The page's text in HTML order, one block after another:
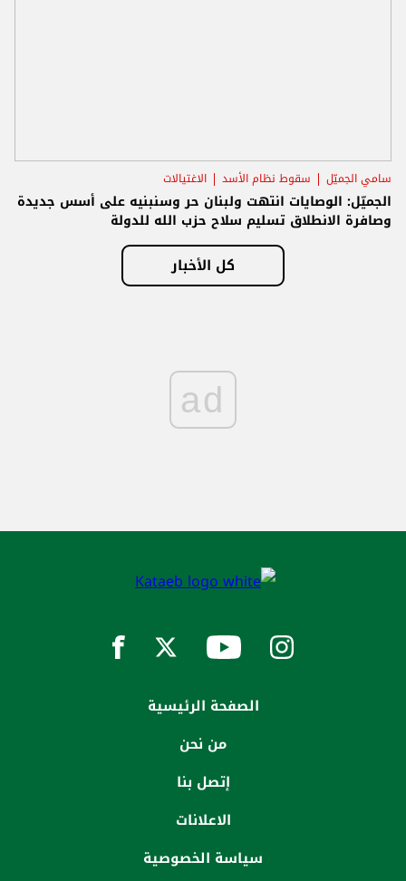
سامي الجميّل سقوط نظام الأسد الاغتيالات
الجميّل: الوصايات انتهت ولبنان حر وسنبنيه على أسس جديدة
وصافرة الانطلاق تسليم سلاح حزب الله للدولة
كل الأخبار
ad
الصفحة الرئيسية
من نحن
إتصل بنا
الاعلانات
سياسة الخصوصية